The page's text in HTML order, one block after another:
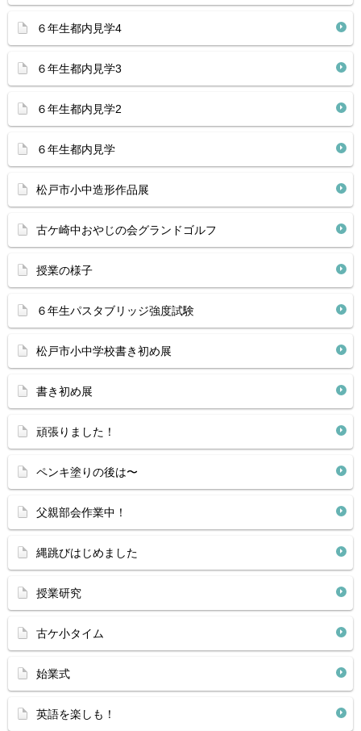
６年生都内見学4
６年生都内見学3
６年生都内見学2
６年生都内見学
松戸市小中造形作品展
古ケ崎中おやじの会グランドゴルフ
授業の様子
６年生パスタブリッジ強度試験
松戸市小中学校書き初め展
書き初め展
頑張りました！
ペンキ塗りの後は〜
父親部会作業中！
縄跳びはじめました
授業研究
古ケ小タイム
始業式
英語を楽しも！